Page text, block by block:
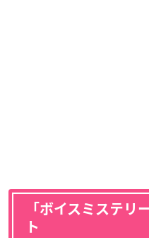
「ボイスミステリ
ト